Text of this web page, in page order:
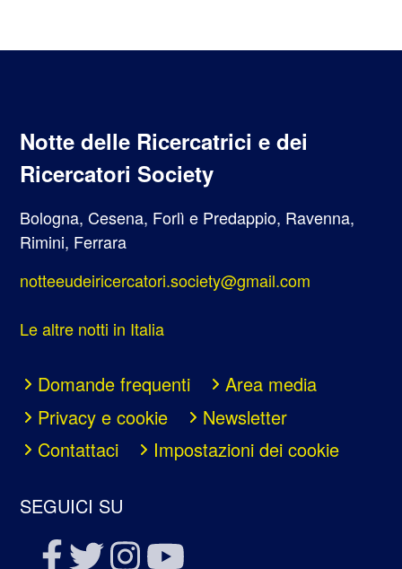
Notte delle Ricercatrici e dei
Ricercatori Society
Bologna, Cesena, Forlì e Predappio, Ravenna,
Rimini, Ferrara
notteeudeiricercatori.society@gmail.com
Le altre notti in Italia
Domande frequenti
Area media
Privacy e cookie
Newsletter
Contattaci
Impostazioni dei cookie
SEGUICI SU